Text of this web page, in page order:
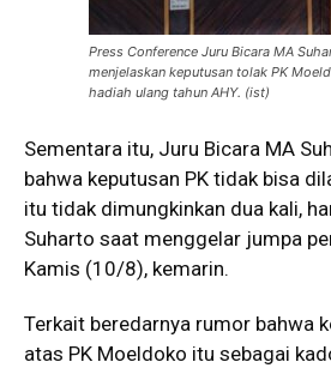
Press Conference Juru Bicara MA
menjelaskan keputusan tolak PK
hadiah ulang tahun AHY. (ist)
Sementara itu, Juru Bicara MA
bahwa keputusan PK tidak bisa
itu tidak dimungkinkan dua kali,
Suharto saat menggelar jumpa
Kamis (10/8), kemarin.
Terkait beredarnya rumor bahwa
atas PK Moeldoko itu sebagai